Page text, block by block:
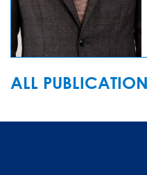
ALL